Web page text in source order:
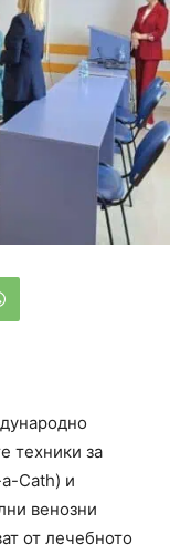
техники за
Cath) и
венозни
от лечебното